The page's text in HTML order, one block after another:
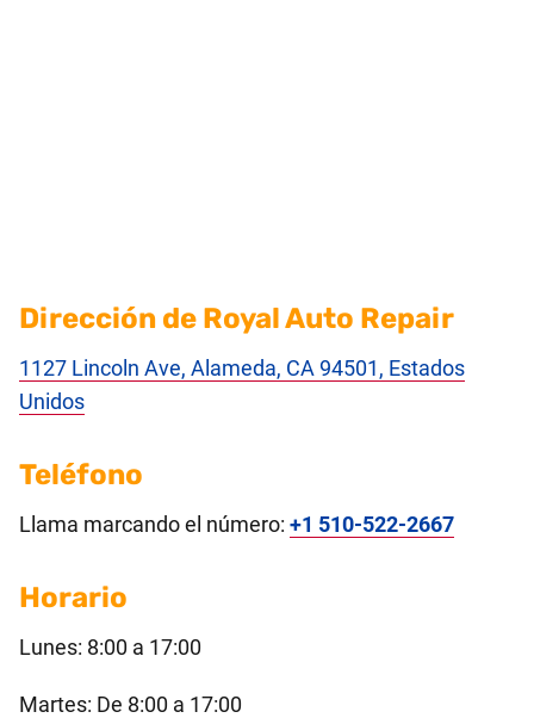
Dirección de Royal Auto Repair
1127 Lincoln Ave, Alameda, CA 94501, Estados
Unidos
Teléfono
Llama marcando el número: +1 510-522-2667
Horario
Lunes: 8:00 a 17:00
Martes: De 8:00 a 17:00